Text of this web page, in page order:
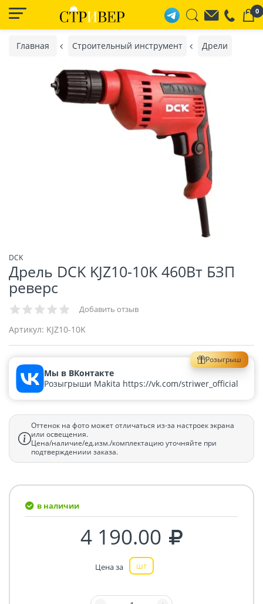
0
Главная Строительный инструмент Дрели
DCK
Дрель DCK KJZ10-10K 460Вт БЗП
реверс
Добавить отзыв
Артикул: KJZ10-10K
Розыгрыш
Мы в ВКонтакте
Розыгрыши Makita https://vk.com/striwer_official
Оттенок на фото может отличаться из-за настроек экрана
или освещения.
Цена/наличие/ед.изм./комплектацию уточняйте при
подтверждениии заказа.
в наличии
4 190.00
Цена за шт